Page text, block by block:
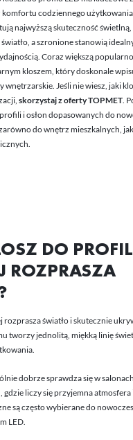
codziennego
najwyższą skuteczność
a szronione stanowią
Coraz większą
kloszem, który doskonale
wnętrzarskie. Jeśli nie wiesz, jaki
skorzystaj z oferty TOPMET .
i osłon dopasowanych do
do wnętrz mieszkalnych,
DO
ROZPRASZA
rozprasza światło i skutecznie
tworzy jednolitą, miękką linię
dobrze sprawdza się w
gdzie liczy się przyjemna atmosfera
są często wybierane do
LED.